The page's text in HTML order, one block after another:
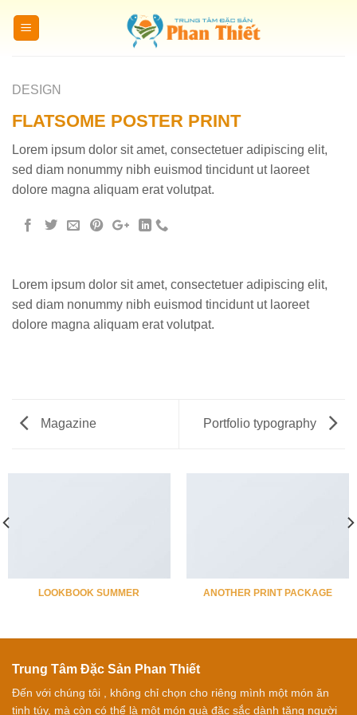
DESIGN
FLATSOME POSTER PRINT
Lorem ipsum dolor sit amet, consectetuer adipiscing elit,
sed diam nonummy nibh euismod tincidunt ut laoreet
dolore magna aliquam erat volutpat.
Lorem ipsum dolor sit amet, consectetuer adipiscing elit,
sed diam nonummy nibh euismod tincidunt ut laoreet
dolore magna aliquam erat volutpat.
Magazine Portfolio typography
LOOKBOOK SUMMER ANOTHER PRINT PACKAGE
Trung Tâm Đặc Sản Phan Thiết
Đến với chúng tôi , không chỉ chọn cho riêng mình một món ăn
tinh túy, mà còn có thể là một món quà đặc sắc dành tặng người